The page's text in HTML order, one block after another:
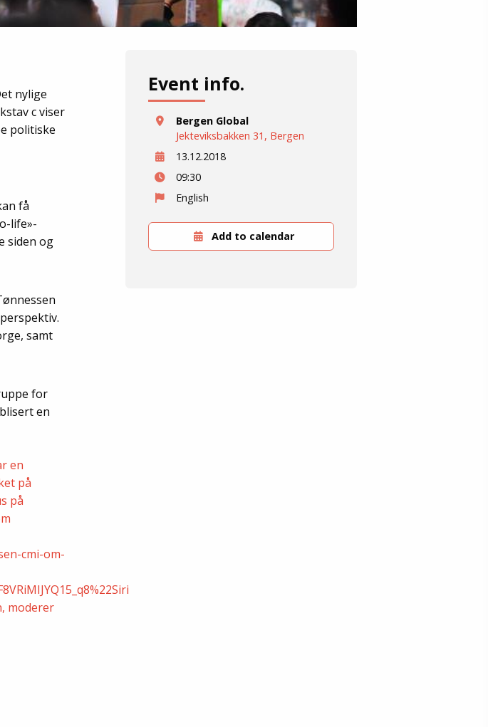
nylige
c viser
politiske
få
life»-
siden og
samt
for
en
en
på
på
cmi-om-
moderer
Event info.
Bergen Global
Jekteviksbakken 31, Bergen
13.12.2018
09:30
English
Add to calendar